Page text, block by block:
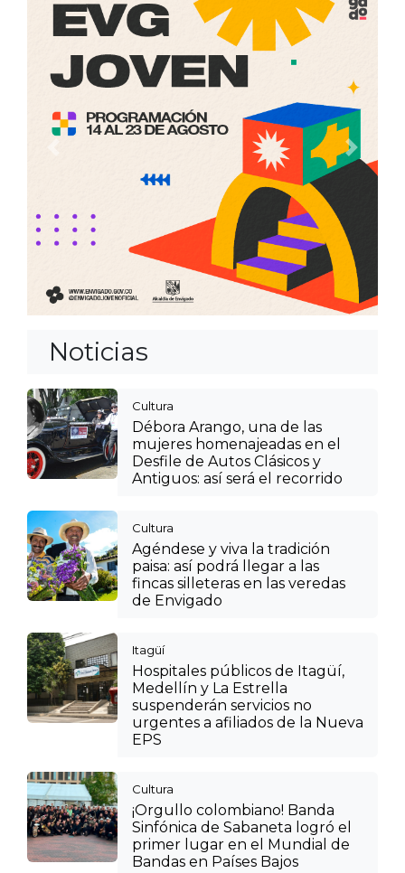
Noticias
Cultura
Débora Arango, una de las
mujeres homenajeadas en el
Desfile de Autos Clásicos y
Antiguos: así será el recorrido
Cultura
Agéndese y viva la tradición
paisa: así podrá llegar a las
fincas silleteras en las veredas
de Envigado
Itagüí
Hospitales públicos de Itagüí,
Medellín y La Estrella
suspenderán servicios no
urgentes a afiliados de la Nueva
EPS
Cultura
¡Orgullo colombiano! Banda
Sinfónica de Sabaneta logró el
primer lugar en el Mundial de
Bandas en Países Bajos